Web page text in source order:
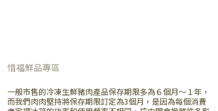
惜福鮮品專區
一般市售的冷凍生鮮豬肉產品保存期限多為６個月～１年，
而我們肉肉堅持將保存期限訂定為3個月，是因為每個消費